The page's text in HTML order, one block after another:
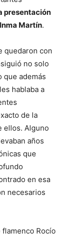
presentación
Martín.
quedaron con
no solo
que además
hablaba a
de la
ellos. Alguno
años
que
en esa
necesarios
Rocío